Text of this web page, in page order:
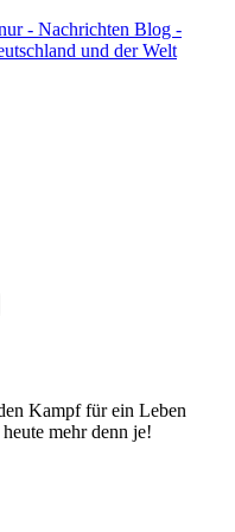
- Nachrichten Blog -
und der Welt
Kampf für ein Leben
mehr denn je!